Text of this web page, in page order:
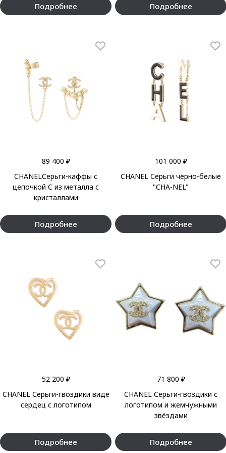
Подробнее Подробнее
89 400 ₽
CHANELСерьги-каффы с
цепочкой C из металла с
кристаллами
Подробнее
101 000 ₽
CHANEL Серьги чёрно-белые
"CHA-NEL"
Подробнее
52 200 ₽
CHANEL Серьги-гвоздики виде
сердец с логотипом
Подробнее
71 800 ₽
CHANEL Серьги-гвоздики с
логотипом и жемчужными
звёздами
Подробнее